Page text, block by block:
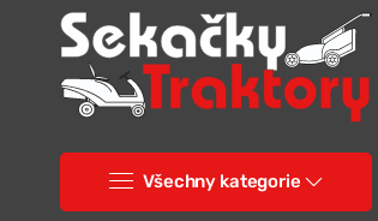
Všechny kategorie